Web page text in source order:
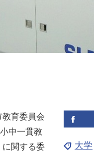
大学
育委員会
中一貫教
に関する委